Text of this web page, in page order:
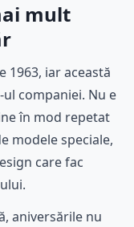
mult
1963, iar această
companiei. Nu e
în mod repetat
modele speciale,
care fac
aniversările nu